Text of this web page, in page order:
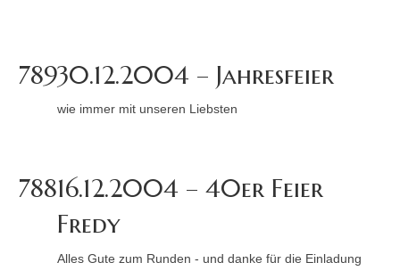
78930.12.2004 – Jahresfeier
wie immer mit unseren Liebsten
78816.12.2004 – 40er Feier
Fredy
Alles Gute zum Runden - und danke für die Einladung